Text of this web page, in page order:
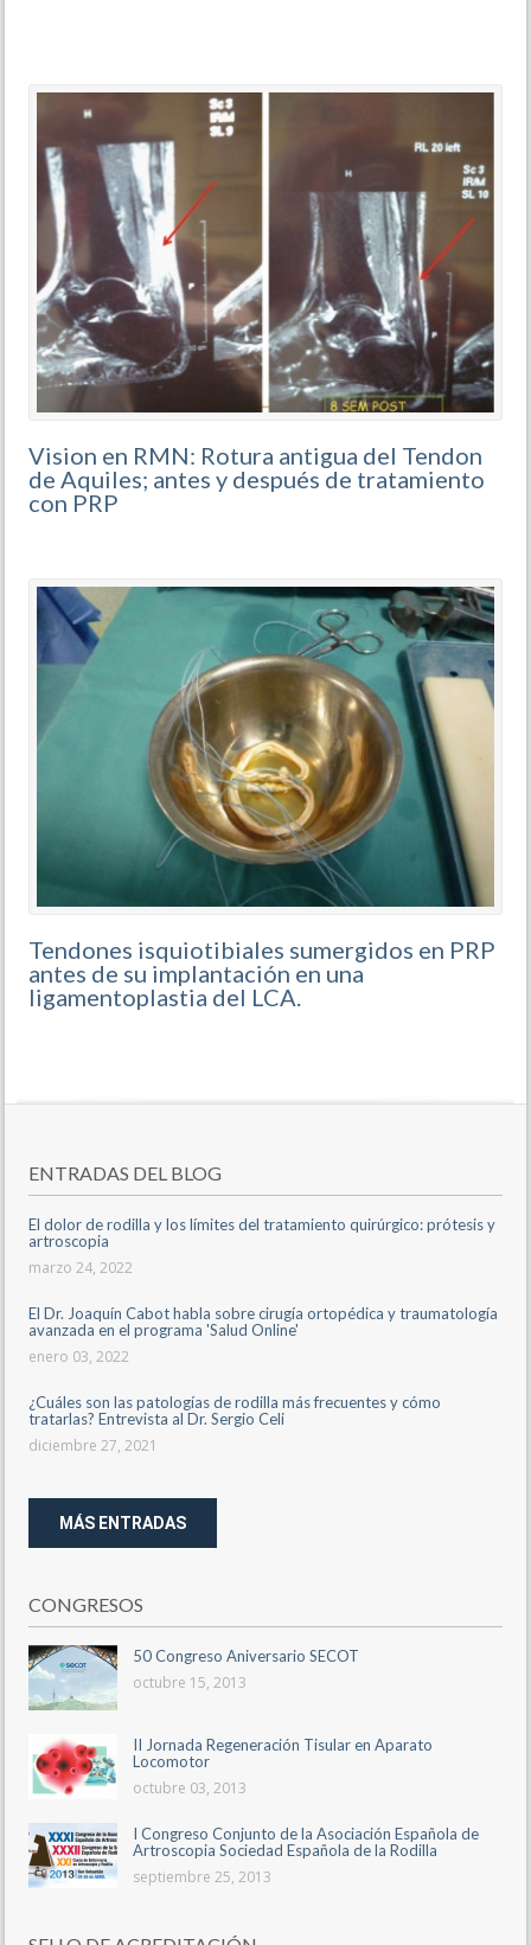
Vision en RMN: Rotura antigua del Tendon
de Aquiles; antes y después de tratamiento
con PRP
Tendones isquiotibiales sumergidos en PRP
antes de su implantación en una
ligamentoplastia del LCA.
ENTRADAS DEL BLOG
El dolor de rodilla y los límites del tratamiento quirúrgico: prótesis y
artroscopia
marzo 24, 2022
El Dr. Joaquín Cabot habla sobre cirugía ortopédica y traumatología
avanzada en el programa 'Salud Online'
enero 03, 2022
¿Cuáles son las patologías de rodilla más frecuentes y cómo
tratarlas? Entrevista al Dr. Sergio Celi
diciembre 27, 2021
MÁS ENTRADAS
CONGRESOS
50 Congreso Aniversario SECOT
octubre 15, 2013
II Jornada Regeneración Tisular en Aparato
Locomotor
octubre 03, 2013
I Congreso Conjunto de la Asociación Española de
Artroscopia Sociedad Española de la Rodilla
septiembre 25, 2013